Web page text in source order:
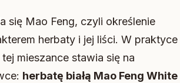
się Mao Feng, czyli określenie
herbaty i jej liści. W praktyce
mieszance stawia się na
herbatę białą Mao Feng White